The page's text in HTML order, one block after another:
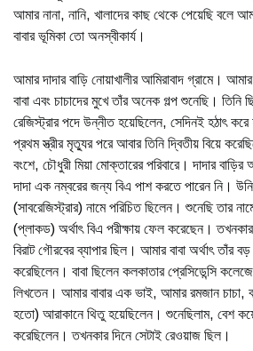
আমার নানা, নানি, খালাদের কাছ থেকে পেয়েছি বলে
বাবার ভূমিকা তো অনস্বীকার্য।
আমার দাদার বাড়ি নোয়াখালীর আমিরাবাদ গ্রামে।
বাবা এবং চাচাদের মুখে তাঁর অনেক গল্প শুনেছি। তিনি
রেজিস্ট্রার পদে উন্নীত হয়েছিলেন, সেদিনই হঠাৎ করে
প্রথম স্ত্রীর মৃত্যুর পরে আবার তিনি দ্বিতীয় বিয়ে
বংশে, চৌধুরী মিয়া মোক্তারের পরিবারে। দাদার
দাদা এক নম্বরের জন্য বিএ পাশ করতে পারেন নি। উনি
(সাবরেজিস্ট্রার) নামে পরিচিত ছিলেন। শুনেছি তার
(প্লাকড) অর্থাৎ বিএ পরীক্ষায় ফেল করেছেন।
বিরাট গৌরবের ব্যাপার ছিল। আমার বাবা অর্থাৎ
করেছিলেন। বাবা ছিলেন কলকাতার প্রেসিডেন্সি
লিখতেন। আমার বাবার এক ভাই, আমার রমজান চাচা,
হতো) আরাকানে থিতু হয়েছিলেন। শুনেছিলাম, বেশ
করেছিলেন। তখনকার দিনে সেটাই রেওয়াজ ছিল।